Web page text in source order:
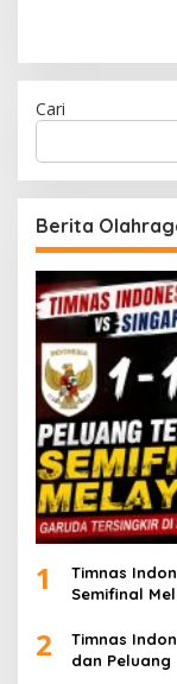
Cari
Berita
1
Timnas
Semifinal
2
Timnas
dan Peluang